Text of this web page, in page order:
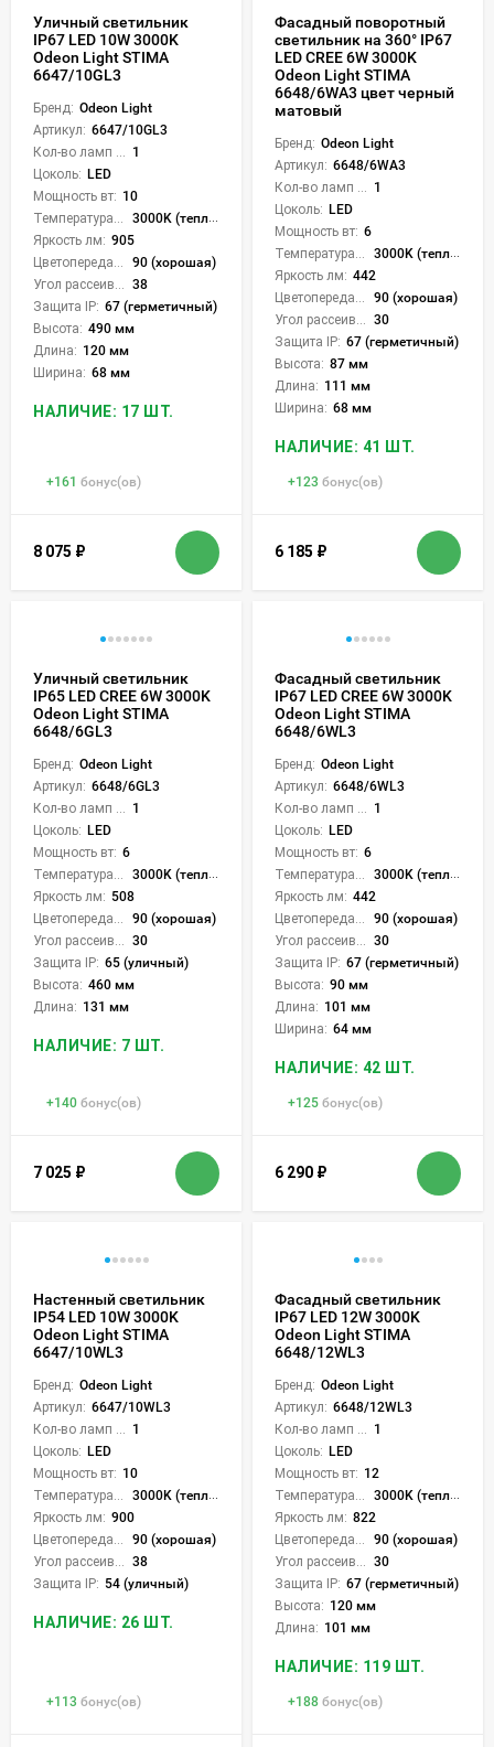
Уличный светильник
IP67 LED 10W 3000K
Odeon Light STIMA
6647/10GL3
Бренд: Odeon Light
Артикул: 6647/10GL3
1
Цоколь: LED
Мощность вт: 10
3000K (теплый)
Яркость лм: 905
90 (хорошая)
38
Защита IP: 67 (герметичный)
Высота: 490 мм
Длина: 120 мм
Ширина: 68 мм
НАЛИЧИЕ: 17 ШТ.
+161 бонус(ов)
8 075 ₽
Фасадный поворотный
светильник на 360° IP67
LED CREE 6W 3000K
Odeon Light STIMA
6648/6WA3 цвет черный
матовый
Бренд: Odeon Light
Артикул: 6648/6WA3
1
Цоколь: LED
Мощность вт: 6
3000K (теплый)
Яркость лм: 442
90 (хорошая)
30
Защита IP: 67 (герметичный)
Высота: 87 мм
Длина: 111 мм
Ширина: 68 мм
НАЛИЧИЕ: 41 ШТ.
+123 бонус(ов)
6 185 ₽
Уличный светильник
IP65 LED CREE 6W 3000K
Odeon Light STIMA
6648/6GL3
Бренд: Odeon Light
Артикул: 6648/6GL3
1
Цоколь: LED
Мощность вт: 6
3000K (теплый)
Яркость лм: 508
90 (хорошая)
30
Защита IP: 65 (уличный)
Высота: 460 мм
Длина: 131 мм
НАЛИЧИЕ: 7 ШТ.
+140 бонус(ов)
7 025 ₽
Фасадный светильник
IP67 LED CREE 6W 3000K
Odeon Light STIMA
6648/6WL3
Бренд: Odeon Light
Артикул: 6648/6WL3
1
Цоколь: LED
Мощность вт: 6
3000K (теплый)
Яркость лм: 442
90 (хорошая)
30
Защита IP: 67 (герметичный)
Высота: 90 мм
Длина: 101 мм
Ширина: 64 мм
НАЛИЧИЕ: 42 ШТ.
+125 бонус(ов)
6 290 ₽
Настенный светильник
IP54 LED 10W 3000K
Odeon Light STIMA
6647/10WL3
Бренд: Odeon Light
Артикул: 6647/10WL3
1
Цоколь: LED
Мощность вт: 10
3000K (теплый)
Яркость лм: 900
90 (хорошая)
38
Защита IP: 54 (уличный)
НАЛИЧИЕ: 26 ШТ.
+113 бонус(ов)
Фасадный светильник
IP67 LED 12W 3000K
Odeon Light STIMA
6648/12WL3
Бренд: Odeon Light
Артикул: 6648/12WL3
1
Цоколь: LED
Мощность вт: 12
3000K (теплый)
Яркость лм: 822
90 (хорошая)
30
Защита IP: 67 (герметичный)
Высота: 120 мм
Длина: 101 мм
НАЛИЧИЕ: 119 ШТ.
+188 бонус(ов)